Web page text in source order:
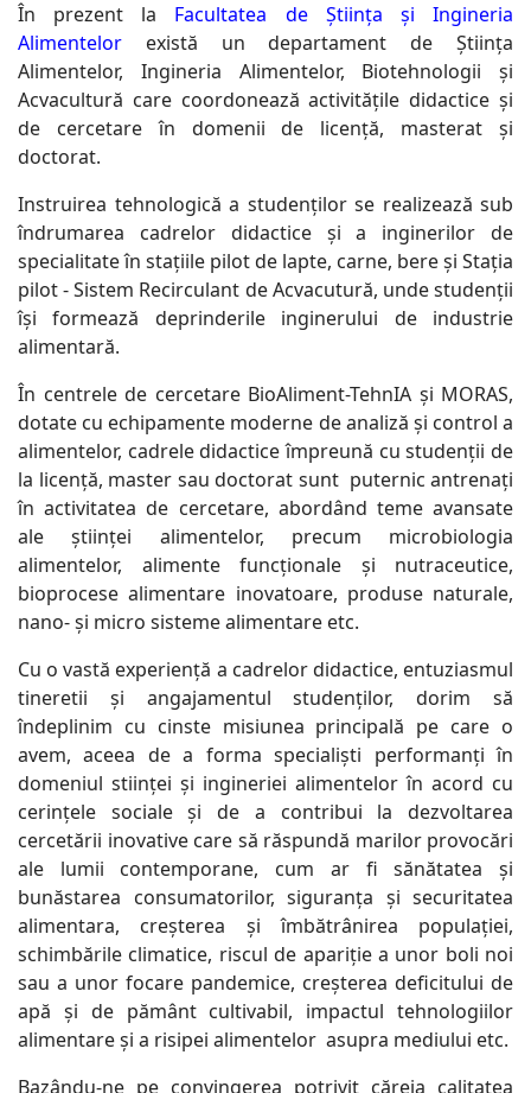
În prezent la Facultatea de Știința și Ingineria
Alimentelor există un departament de Știința
Alimentelor, Ingineria Alimentelor, Biotehnologii și
Acvacultură care coordonează activitățile didactice și
de cercetare în domenii de licență, masterat și
doctorat.
Instruirea tehnologică a studenților se realizează sub
îndrumarea cadrelor didactice și a inginerilor de
specialitate în stațiile pilot de lapte, carne, bere și Stația
pilot - Sistem Recirculant de Acvacutură, unde studenții
își formează deprinderile inginerului de industrie
alimentară.
În centrele de cercetare BioAliment-TehnIA și MORAS,
dotate cu echipamente moderne de analiză și control a
alimentelor, cadrele didactice împreună cu studenții de
la licență, master sau doctorat sunt puternic antrenați
în activitatea de cercetare, abordând teme avansate
ale științei alimentelor, precum microbiologia
alimentelor, alimente funcționale și nutraceutice,
bioprocese alimentare inovatoare, produse naturale,
nano- și micro sisteme alimentare etc.
Cu o vastă experiență a cadrelor didactice, entuziasmul
tineretii și angajamentul studenților, dorim să
îndeplinim cu cinste misiunea principală pe care o
avem, aceea de a forma specialiști performanți în
domeniul stiinței și ingineriei alimentelor în acord cu
cerințele sociale și de a contribui la dezvoltarea
cercetării inovative care să răspundă marilor provocări
ale lumii contemporane, cum ar fi sănătatea și
bunăstarea consumatorilor, siguranța și securitatea
alimentara, creșterea și îmbătrânirea populației,
schimbările climatice, riscul de apariție a unor boli noi
sau a unor focare pandemice, creșterea deficitului de
apă și de pământ cultivabil, impactul tehnologiilor
alimentare și a risipei alimentelor asupra mediului etc.
Bazându-ne pe convingerea potrivit căreia calitatea